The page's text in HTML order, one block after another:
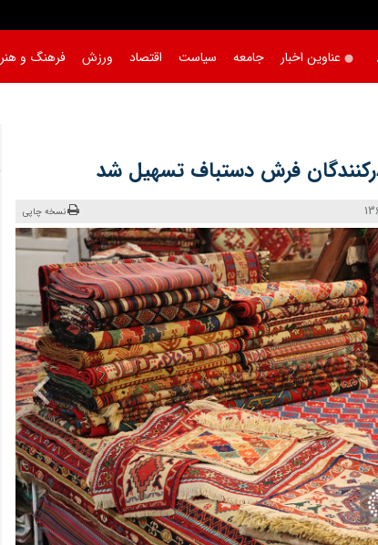
عناوین اخبار جامعه سیاست اقتصاد ورزش فرهنگ و هنر
تبر
فرش دستباف تسهیل شد
نسخه چاپی